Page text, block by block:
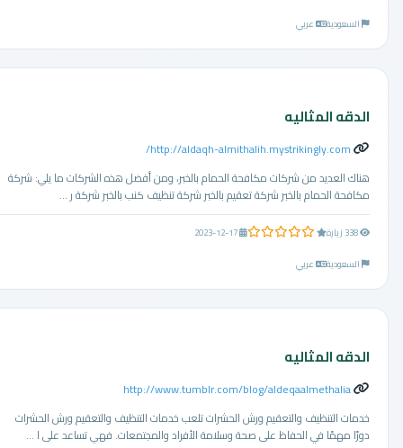
السعودية
عربي
الدقه المثاليه
http://aldaqh-almithalih.mystrikingly.com/
هناك العديد من شركات مكافحة الحمام بالخبر، ومن أفضل هذه الشركات ما يلي: شركة
مكافحة الحمام بالخبر شركة تعقيم بالخبر شركة تنظيف كنب بالخبر شركة ر ...
0.0 من 5 نجوم
2023-12-17
السعودية
عربي
الدقه المثاليه
http://www.tumblr.com/blog/aldeqaalmethalia
خدمات التنظيف والتعقيم ورش الحشرات تلعب خدمات التنظيف والتعقيم ورش الحشرات
دورًا مهمًا في الحفاظ على صحة وسلامة الأفراد والمجتمعات. فهي تساعد على ا ...